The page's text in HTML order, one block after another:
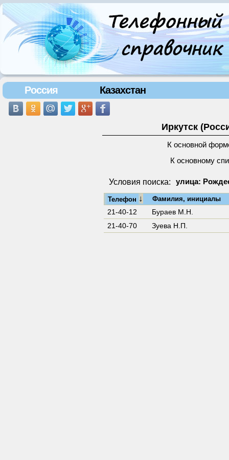
Россия Казахстан
Иркутск
К основной
К основному
Условия поиска: улица:
Телефон ↓ Фамилия, инициалы
21-40-12
Бураев М.Н.
21-40-70
Зуева Н.П.